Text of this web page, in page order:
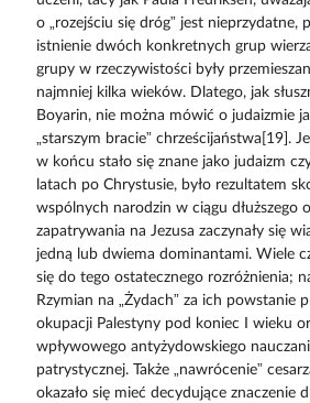
o „rozejściu się dróg” jest nieprzydatne,
istnienie dwóch konkretnych grup
grupy w rzeczywistości były
najmniej kilka wieków. Dlatego, jak
Boyarin, nie można mówić o judaizmie
„starszym bracie” chrześcijaństwa[19].
w końcu stało się znane jako judaizm
latach po Chrystusie, było rezultatem
wspólnych narodzin w ciągu dłuższego
zapatrywania na Jezusa zaczynały się
jedną lub dwiema dominantami. Wiele
się do tego ostatecznego rozróżnienia;
Rzymian na „Żydach” za ich powstanie
okupacji Palestyny pod koniec I wieku
wpływowego antyżydowskiego
patrystycznej. Także „nawrócenie”
okazało się mieć decydujące znaczenie